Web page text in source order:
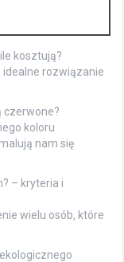
kosztują?
idealne rozwiązanie
czerwone?
koloru
nam się
– kryteria i
wielu osób, które